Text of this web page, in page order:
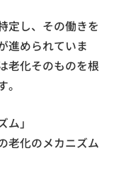
定し、その働きを
進められていま
老化そのものを根
」
老化のメカニズム